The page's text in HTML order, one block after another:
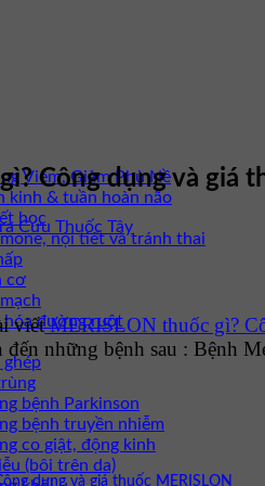
Viêm, Giảm Phù Nề
kinh & tuần hoàn não
học
nội tiết và tránh thai
cơ
hóa đường ruột
bệnh Parkinson
bệnh truyền nhiễm
co giật, động kinh
(bôi trên da)
Công dụng và giá
Cứu Thuốc Tây
viếtMERISLON thuốc gì?
những bệnh sau : Bệnh
dụng và giá thuốc MERISLON